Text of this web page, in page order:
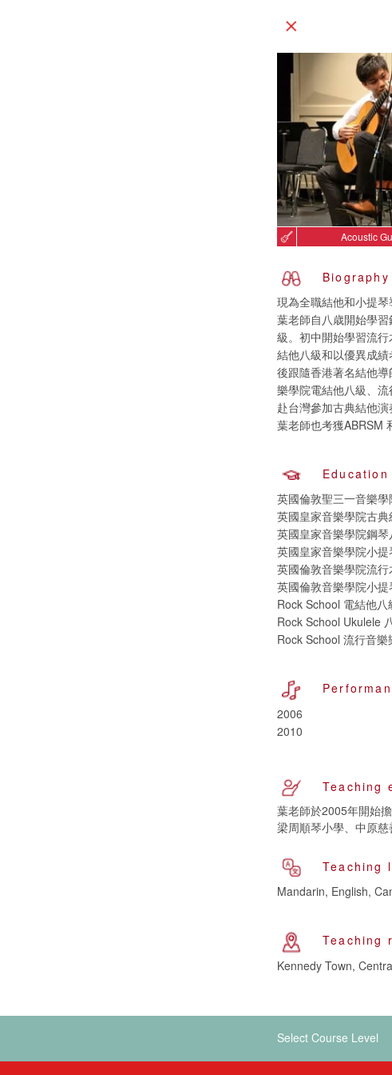
Acoustic
Biography
現為全職結他和小提
葉老師自八歳開始學
級。初中開始學習流
結他八級和以優異成
後跟隨香港著名結他
樂學院電結他八級、
赴台灣參加古典結他演
葉老師也考獲ABRSM
Education
英國倫敦聖三一音樂
英國皇家音樂學院古典
英國皇家音樂學院鋼琴
英國皇家音樂學院小提
英國倫敦音樂學院流行
英國倫敦音樂學院小提
Rock School 電結他八
Rock School Ukulele
Rock School 流行音樂
2006
2010
Teaching
葉老師於2005年開始
梁周順琴小學、中原慈
Teaching
Mandarin, English,
Teaching
Kennedy Town,
Select Course Level